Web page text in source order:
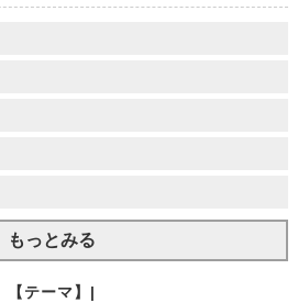
もっとみる
【テーマ】|